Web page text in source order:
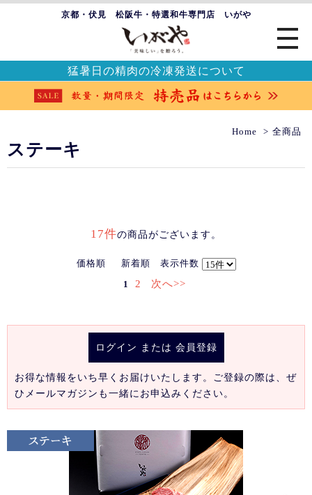
京都・伏見 松阪牛・特選和牛専門店 いがや
猛暑日の精肉の冷凍発送について
Home 全商品
ステーキ
17件の商品がございます。
価格順 新着順 表示件数
1 2 次へ>>
ログイン または 会員登録
お得な情報をいち早くお届けいたします。ご登録の際は、ぜ
ひメールマガジンも一緒にお申込みください。